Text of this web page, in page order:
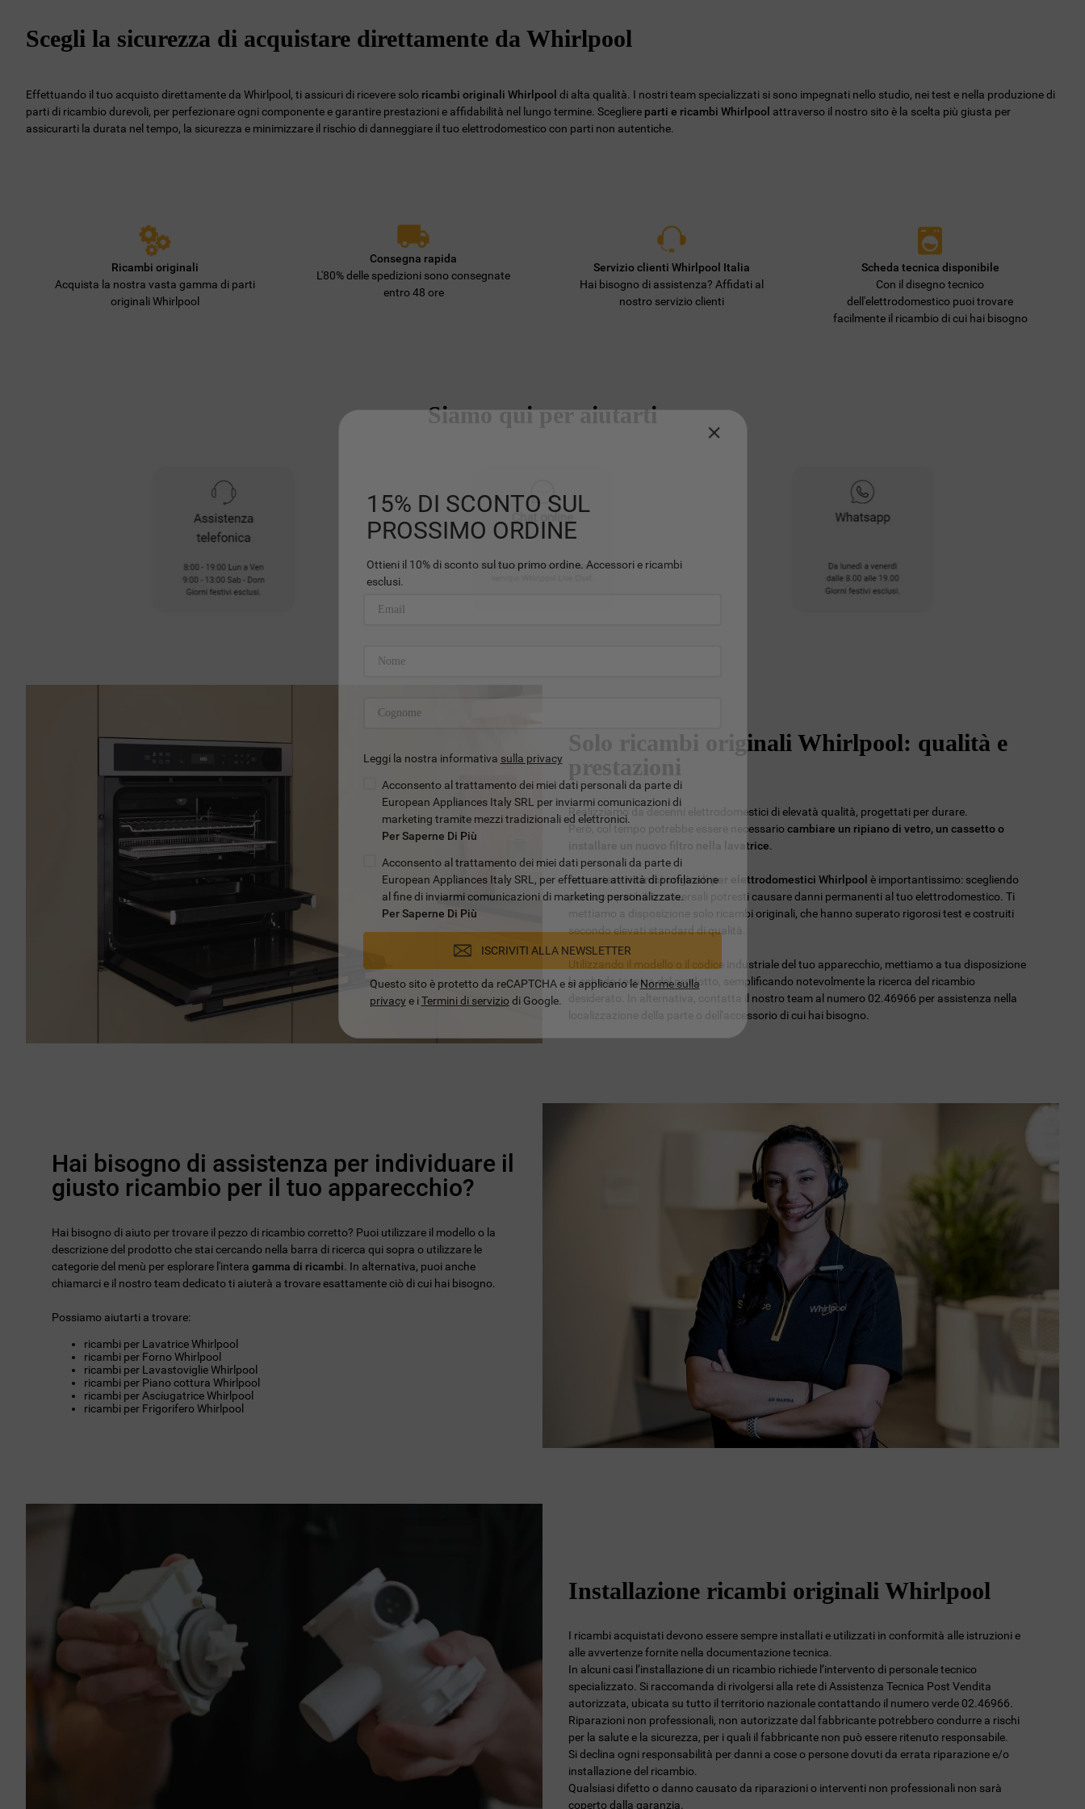
Scegli la sicurezza di acquistare direttamente da Whirlpool
Effettuando il tuo acquisto direttamente da Whirlpool, ti assicuri di ricevere solo ricambi originali Whirlpool di alta qualità. I nostri team specializzati si sono impegnati nello studio, nei test e nella produzione di
parti di ricambio durevoli, per perfezionare ogni componente e garantire prestazioni e affidabilità nel lungo termine. Scegliere parti e ricambi Whirlpool attraverso il nostro sito è la scelta più giusta per
assicurarti la durata nel tempo, la sicurezza e minimizzare il rischio di danneggiare il tuo elettrodomestico con parti non autentiche.
Ricambi originali
Acquista la nostra vasta gamma di parti
originali Whirlpool
Consegna rapida
L'80% delle spedizioni sono consegnate
entro 48 ore
Servizio clienti Whirlpool Italia
Hai bisogno di assistenza? Affidati al
nostro servizio clienti
Scheda tecnica disponibile
Con il disegno tecnico
dell'elettrodomestico puoi trovare
facilmente il ricambio di cui hai bisogno
Siamo qui per aiutarti
Solo ricambi originali Whirlpool: qualità e
Realizziamo da decenni elettrodomestici di elevatà qualità, progettati per durare.
Però, col tempo potrebbe essere necessariocambiare un ripiano di vetro, un cassetto o
installare un nuovo filtro nella lavatrice.
Acquistarericambi originali per elettrodomestici Whirlpool è importantissimo: scegliendo
parti compatibili o universali potresti causare danni permanenti al tuo elettrodomestico. Ti
mettiamo a disposizione solo ricambi originali, che hanno superato rigorosi test e costruiti
secondo elevati standard di qualità.
Utilizzando il modello o il codice industriale del tuo apparecchio, mettiamo a tua disposizione
la scheda tecnica del prodotto, semplificando notevolmente la ricerca del ricambio
desiderato. In alternativa, contatta il nostro team al numero 02.46966 per assistenza nella
localizzazione della parte o dell'accessorio di cui hai bisogno.
Hai bisogno di assistenza per individuare il
giusto ricambio per il tuo apparecchio?
Hai bisogno di aiuto per trovare il pezzo di ricambio corretto? Puoi utilizzare il modello o la
descrizione del prodotto che stai cercando nella barra di ricerca qui sopra o utilizzare le
categorie del menù per esplorare l'intera gamma di ricambi. In alternativa, puoi anche
chiamarci e il nostro team dedicato ti aiuterà a trovare esattamente ciò di cui hai bisogno.
Possiamo aiutarti a trovare:
ricambi per Lavatrice Whirlpool
ricambi per Forno Whirlpool
ricambi per Lavastoviglie Whirlpool
ricambi per Piano cottura Whirlpool
ricambi per Asciugatrice Whirlpool
ricambi per Frigorifero Whirlpool
Installazione ricambi originali Whirlpool
I ricambi acquistati devono essere sempre installati e utilizzati in conformità alle istruzioni e
alle avvertenze fornite nella documentazione tecnica.
In alcuni casi l’installazione di un ricambio richiede l’intervento di personale tecnico
specializzato. Si raccomanda di rivolgersi alla rete di Assistenza Tecnica Post Vendita
autorizzata, ubicata su tutto il territorio nazionale contattando il numero verde 02.46966.
Riparazioni non professionali, non autorizzate dal fabbricante potrebbero condurre a rischi
per la salute e la sicurezza, per i quali il fabbricante non può essere ritenuto responsabile.
Si declina ogni responsabilità per danni a cose o persone dovuti da errata riparazione e/o
installazione del ricambio.
Qualsiasi difetto o danno causato da riparazioni o interventi non professionali non sarà
coperto dalla garanzia.
utilizzando il pulsante “X” in alto a destra,
saranno mantenute le impostazioni
cookie diversi dai cookie tecnici. Cliccando
sul pulsante "ACCETTO TUTTI I COOKIES",
acconsenti all'utilizzo di tutti i nostri cookie
impostare in modo specifico le tue
preferenze.
15% DI SCONTO SUL
PROSSIMO ORDINE
Ottieni il 10% di sconto sul tuo primo ordine. Accessori e ricambi
esclusi.
Leggi la nostra informativa sulla privacy
Acconsento al trattamento dei miei dati personali da parte di
European Appliances Italy SRL per inviarmi comunicazioni di
marketing tramite mezzi tradizionali ed elettronici.
Per Saperne Di Più
Acconsento al trattamento dei miei dati personali da parte di
European Appliances Italy SRL, per effettuare attività di profilazione
al fine di inviarmi comunicazioni di marketing personalizzate.
Per Saperne Di Più
ISCRIVITI ALLA NEWSLETTER
Questo sito è protetto da reCAPTCHA e si applicano le Norme sulla
privacye iTermini di serviziodi Google.